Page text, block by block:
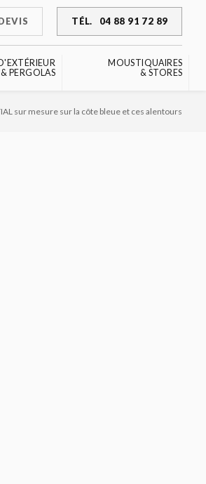
TÉL. 04 88 91 72 89
& PERGOLAS
MOUSTIQUAIRES
& STORES
sur mesure sur la côte bleue et ces alentours